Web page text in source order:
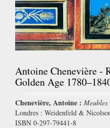
Antoine Chenevière -
Golden Age
Chenevière, Antoine : Meubles
Londres : Weidenfeld &
ISBN 0-297-79441-8